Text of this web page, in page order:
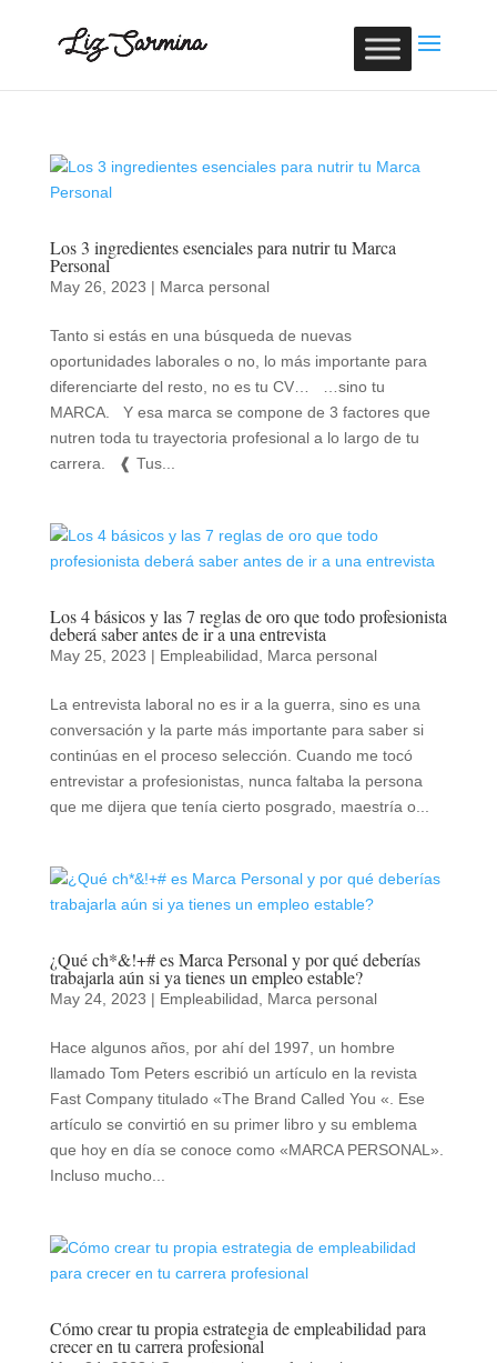
Los 3 ingredientes esenciales para nutrir tu Marca
Personal
May 26, 2023 | Marca personal
Tanto si estás en una búsqueda de nuevas
oportunidades laborales o no, lo más importante para
diferenciarte del resto, no es tu CV… …sino tu
MARCA. Y esa marca se compone de 3 factores que
nutren toda tu trayectoria profesional a lo largo de tu
carrera. ❰ Tus...
Los 4 básicos y las 7 reglas de oro que todo profesionista
deberá saber antes de ir a una entrevista
May 25, 2023 | Empleabilidad Marca personal
La entrevista laboral no es ir a la guerra, sino es una
conversación y la parte más importante para saber si
continúas en el proceso selección. Cuando me tocó
entrevistar a profesionistas, nunca faltaba la persona
que me dijera que tenía cierto posgrado, maestría o...
¿Qué ch*&!+# es Marca Personal y por qué deberías
trabajarla aún si ya tienes un empleo estable?
May 24, 2023 | Empleabilidad Marca personal
Hace algunos años, por ahí del 1997, un hombre
llamado Tom Peters escribió un artículo en la revista
Fast Company titulado «The Brand Called You «. Ese
artículo se convirtió en su primer libro y su emblema
que hoy en día se conoce como «MARCA PERSONAL».
Incluso mucho...
Cómo crear tu propia estrategia de empleabilidad para
crecer en tu carrera profesional